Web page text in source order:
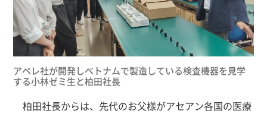
アペレ社が開発しベトナムで製造している検査機器を見学
する小林ゼミ生と柏田社長
柏田社長からは、先代のお父様がアセアン各国の医療